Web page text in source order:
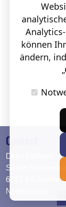
Contact
Deko Holland
Simon
6827 BS Arnhem
Netherlands
können
ändern,